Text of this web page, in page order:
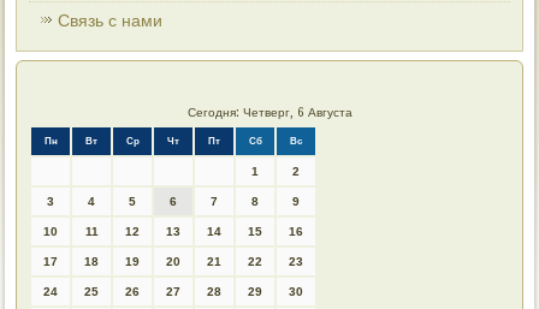
Связь с нами
Сегодня: Четверг, 6 Августа
Пн Вт Ср Чт Пт Сб Вс
1 2
3 4 5 6 7 8 9
10 11 12 13 14 15 16
17 18 19 20 21 22 23
24 25 26 27 28 29 30